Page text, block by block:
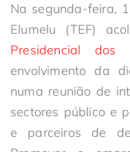
Na segunda-feira,
Elumelu (TEF)
Presidencial dos
envolvimento da
numa reunião de
sectores público e
e parceiros de